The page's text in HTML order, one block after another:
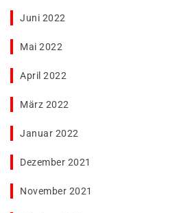
Juni 2022
Mai 2022
April 2022
März 2022
Januar 2022
Dezember 2021
November 2021